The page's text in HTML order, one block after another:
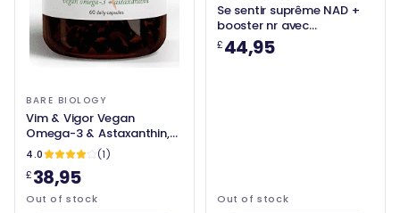
BARE BIOLOGY
Vim & Vigor Vegan
Omega-3 & Astaxanthin,
60 capsules - Biologie nue
4.0
(1)
£38,95
Out of stock
Se sentir suprême NAD +
booster nr avec
Astaxanthin 60 Veg Caps
£44,95
Out of stock